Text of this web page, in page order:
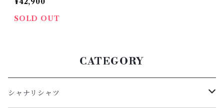
SOLD OUT
CATEGORY
シャナリシャツ